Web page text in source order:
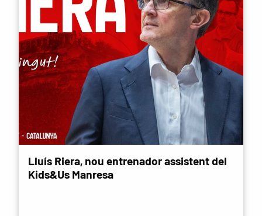
Lluís Riera, nou entrenador assistent del
Kids&Us Manresa